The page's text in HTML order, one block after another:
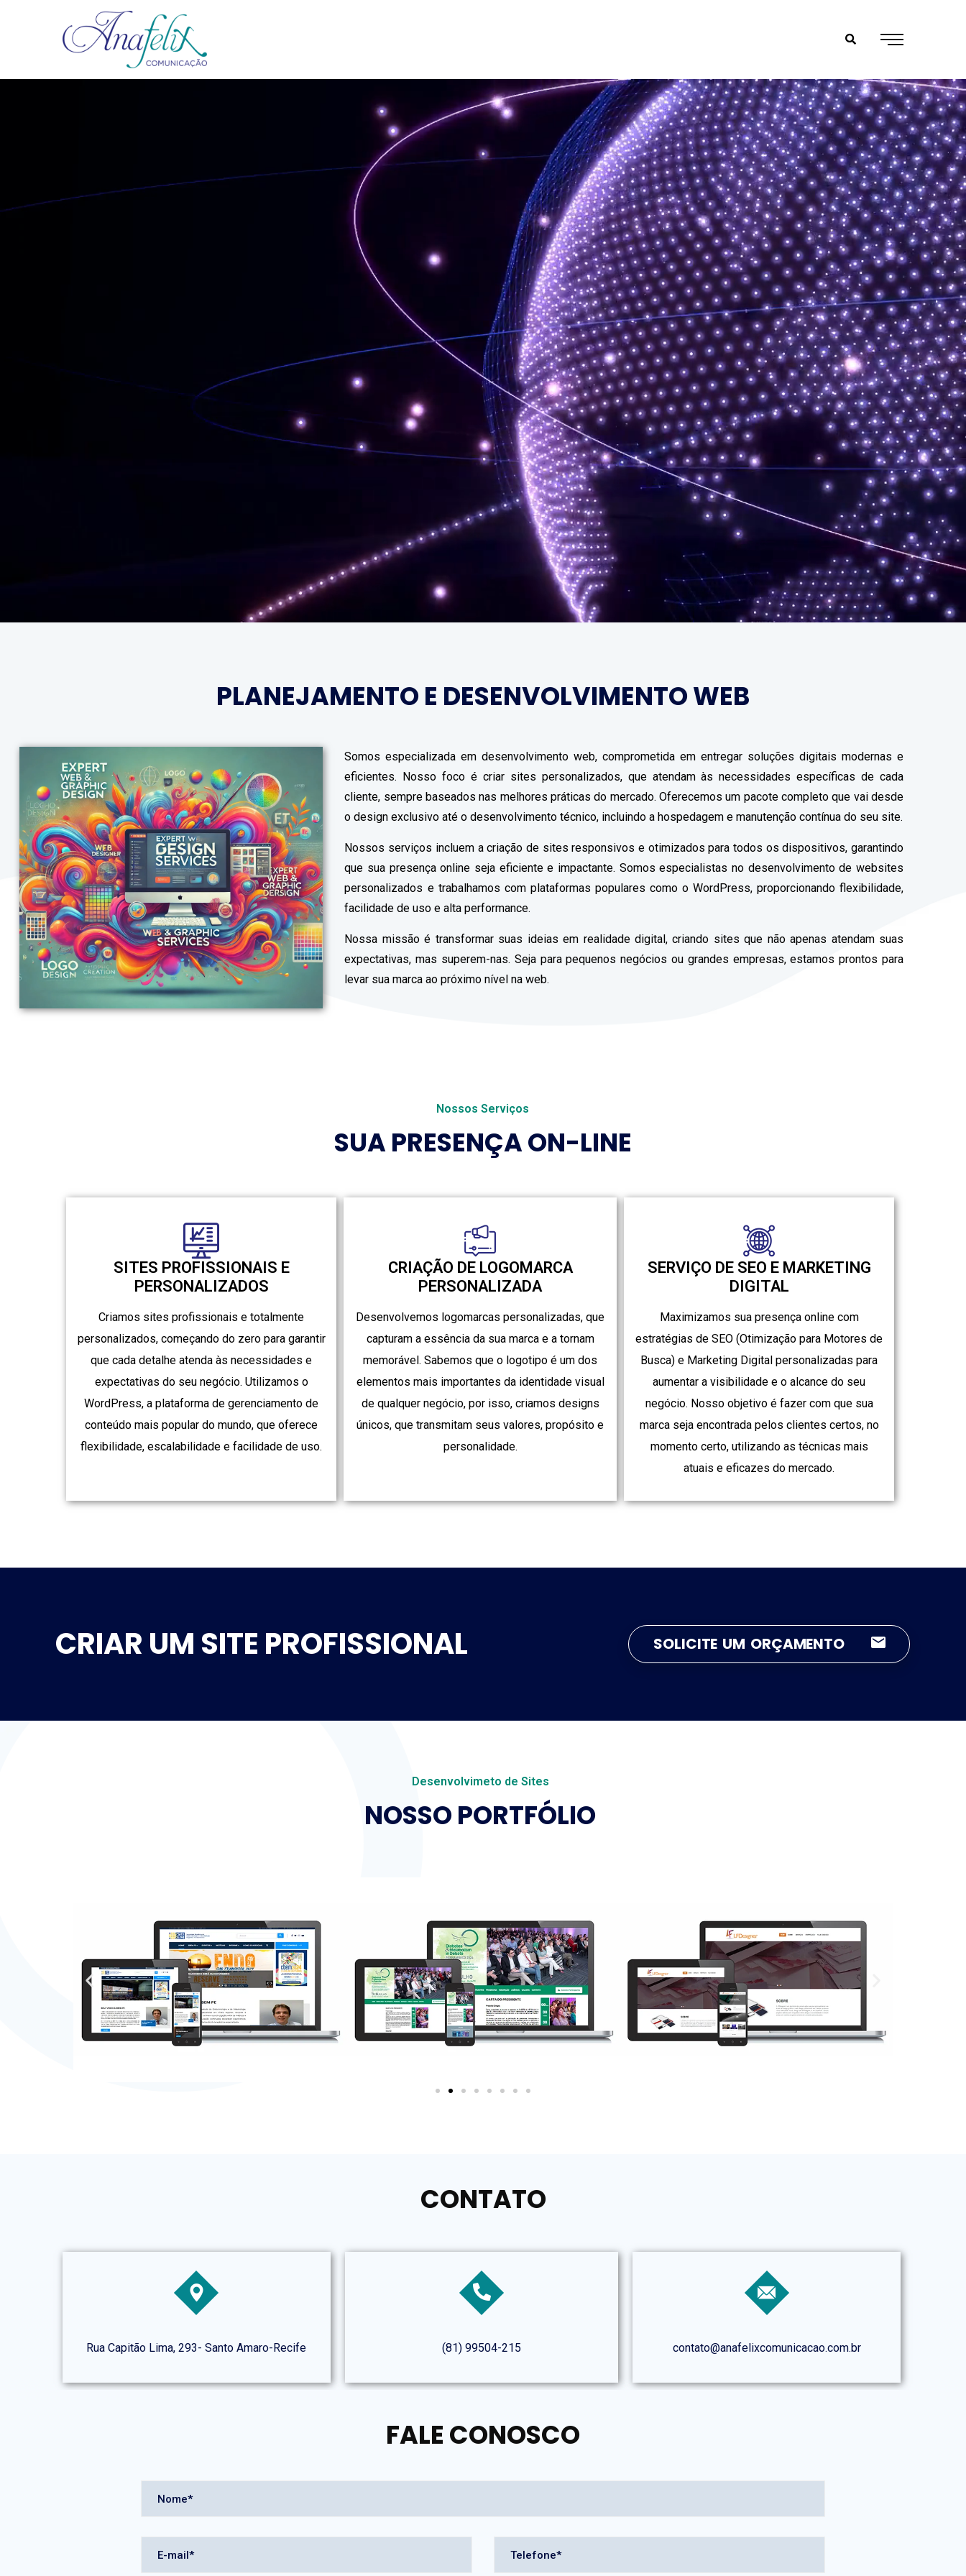
PLANEJAMENTO E DESENVOLVIMENTO WEB
Somos especializada em desenvolvimento web, comprometida em entregar soluções digitais modernas e
eficientes. Nosso foco é criar sites personalizados, que atendam às necessidades específicas de cada
cliente, sempre baseados nas melhores práticas do mercado. Oferecemos um pacote completo que vai desde
o design exclusivo até o desenvolvimento técnico, incluindo a hospedagem e manutenção contínua do seu site.
Nossos serviços incluem a criação de sites responsivos e otimizados para todos os dispositivos, garantindo
que sua presença online seja eficiente e impactante. Somos especialistas no desenvolvimento de websites
personalizados e trabalhamos com plataformas populares como o WordPress, proporcionando flexibilidade,
facilidade de uso e alta performance.
Nossa missão é transformar suas ideias em realidade digital, criando sites que não apenas atendam suas
expectativas, mas superem-nas. Seja para pequenos negócios ou grandes empresas, estamos prontos para
levar sua marca ao próximo nível na web.
Nossos Serviços
SUA PRESENÇA ON-LINE
SITES PROFISSIONAIS E
PERSONALIZADOS
Criamos sites profissionais e totalmente
personalizados, começando do zero para garantir
que cada detalhe atenda às necessidades e
expectativas do seu negócio. Utilizamos o
WordPress, a plataforma de gerenciamento de
conteúdo mais popular do mundo, que oferece
flexibilidade, escalabilidade e facilidade de uso.
CRIAÇÃO DE LOGOMARCA
PERSONALIZADA
Desenvolvemos logomarcas personalizadas, que
capturam a essência da sua marca e a tornam
memorável. Sabemos que o logotipo é um dos
elementos mais importantes da identidade visual
de qualquer negócio, por isso, criamos designs
únicos, que transmitam seus valores, propósito e
personalidade.
SERVIÇO DE SEO E MARKETING
DIGITAL
Maximizamos sua presença online com
estratégias de SEO (Otimização para Motores de
Busca) e Marketing Digital personalizadas para
aumentar a visibilidade e o alcance do seu
negócio. Nosso objetivo é fazer com que sua
marca seja encontrada pelos clientes certos, no
momento certo, utilizando as técnicas mais
atuais e eficazes do mercado.
CRIAR UM SITE PROFISSIONAL SOLICITE UM ORÇAMENTO
Desenvolvimeto de Sites
NOSSO PORTFÓLIO
CONTATO
Rua Capitão Lima, 293- Santo Amaro-Recife (81) 99504-215 contato@anafelixcomunicacao.com.br
FALE CONOSCO